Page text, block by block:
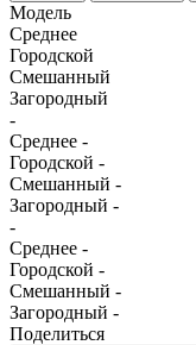
Модель
Среднее
Городской
Смешанный
Загородный
-
Среднее -
Городской -
Смешанный -
Загородный -
-
Среднее -
Городской -
Смешанный -
Загородный -
Поделиться